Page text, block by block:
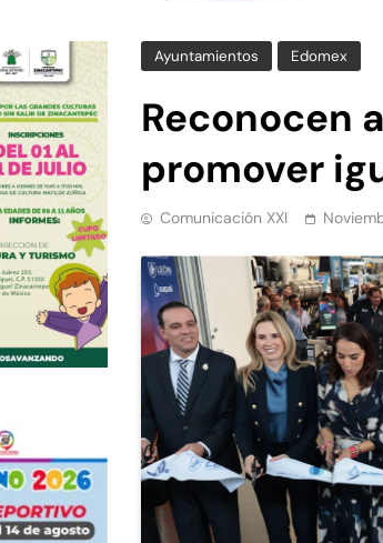
Ayuntamientos Edomex
Reconocen
promover
Comunicación XXI